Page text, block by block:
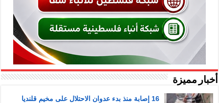
أخبار مميزة
16 إصابة منذ بدء عدوان الاحتلال على مخيم قلنديا